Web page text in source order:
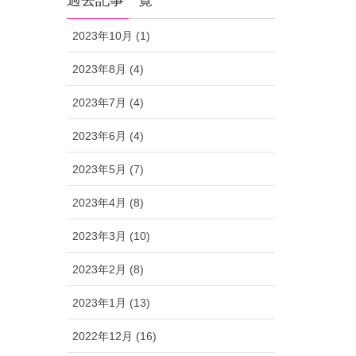
2023年10月 (1)
2023年8月 (4)
2023年7月 (4)
2023年6月 (4)
2023年5月 (7)
2023年4月 (8)
2023年3月 (10)
2023年2月 (8)
2023年1月 (13)
2022年12月 (16)